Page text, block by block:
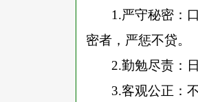
1.严守秘密：
密者，严惩不贷。
2.勤勉尽责：
3.客观公正：